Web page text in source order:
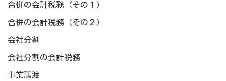
合併の会計税務（その１）
合併の会計税務（その２）
会社分割
会社分割の会計税務
事業譲渡